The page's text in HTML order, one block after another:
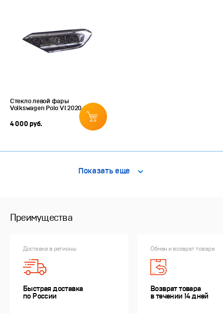
Стекло левой фары
Volkswagen Polo VI 2020-н.в.
4 000 руб.
Показать еще
Преимущества
Доставка в регионы
Быстрая доставка
по России
Обмен и возврат товара
Возврат товара
в течении 14 дней